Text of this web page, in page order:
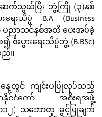
ဆက်သွယ်ပြီး ဘွဲ့ကြို (၃)နှစ်
ေးသိပ္ပံ B.A (Business
ပညာသင်နှစ်အထိ ပေးအပ်ခဲ့
စီးပွားရေးသိပ္ပံဘွဲ့ (B.BSc)
ည်။
ေ့တွင် ကျင်းပပြုလုပ်သည့်
ာနိုင်ငံတော် အစိုးရအဖွဲ့
၂) သဘောတူ ခွင့်ပြုချက်